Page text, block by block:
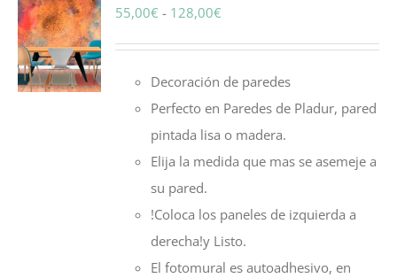
SELECCIONAR
OPCIONES
ESTE
PRODUCTO
TIENE
MÚLTIPLES
55,00€ - 128,00€
desde
55,00€
hasta
128,00€
Decoración de paredes
Perfecto en Paredes de Pladur, pared
pintada lisa o madera.
Elija la medida que mas se asemeje a
su pared.
!Coloca los paneles de izquierda a
derecha!y Listo.
El fotomural es autoadhesivo, en